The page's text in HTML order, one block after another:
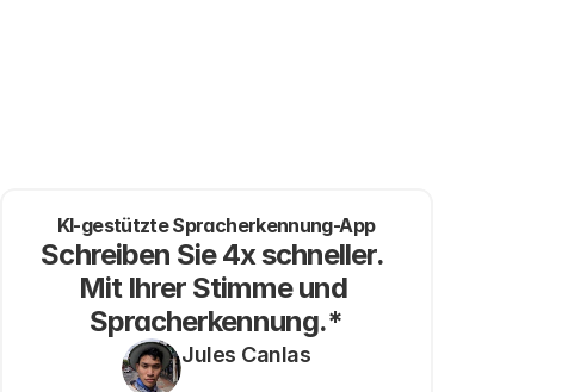
KI-gestützte Spracherkennung-App
Schreiben Sie 4x schneller.
Mit Ihrer Stimme und
Spracherkennung.*
Jules Canlas